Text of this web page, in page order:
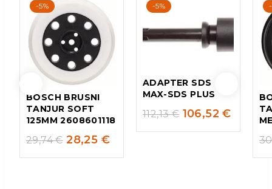
-5%
BOSCH BRUSNI
TANJUR SOFT
125MM 2608601118
29,74€ 28,25 €
-5%
ADAPTER SDS
MAX-SDS PLUS
112,13€ 106,52€